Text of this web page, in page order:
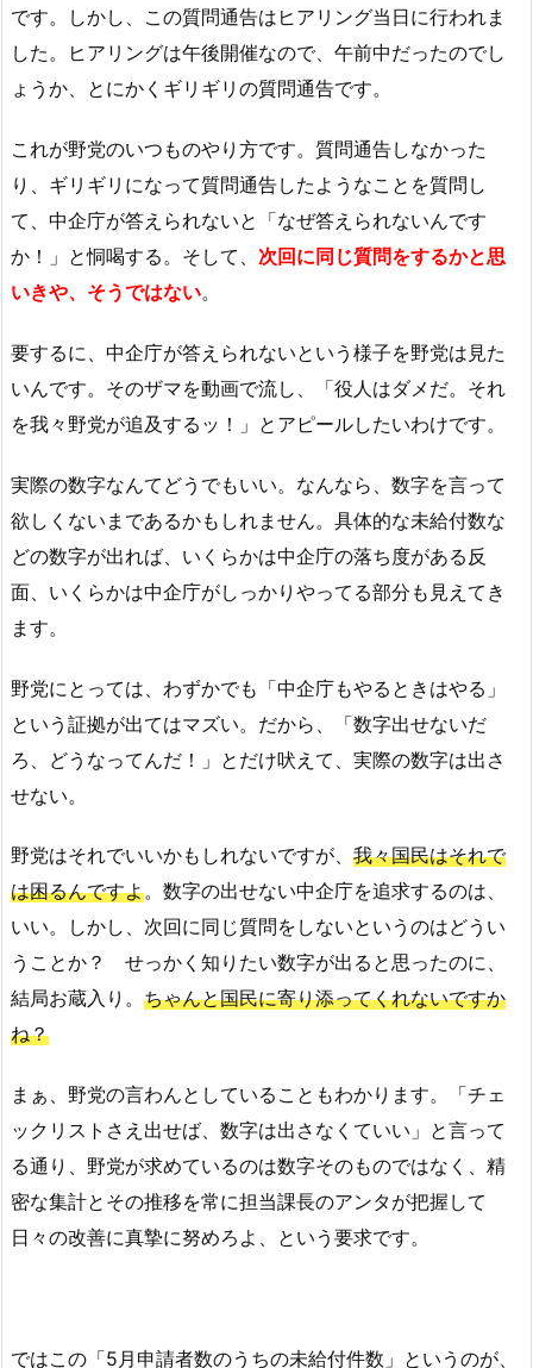
です。しかし、この質問通告はヒアリング当日に行われま
した。ヒアリングは午後開催なので、午前中だったのでし
ょうか、とにかくギリギリの質問通告です。
これが野党のいつものやり方です。質問通告しなかった
り、ギリギリになって質問通告したようなことを質問し
て、中企庁が答えられないと「なぜ答えられないんです
か！」と恫喝する。そして、 次回に同じ質問をするかと思
いきや、そうではない。
要するに、中企庁が答えられないという様子を野党は見た
いんです。そのザマを動画で流し、「役人はダメだ。それ
を我々野党が追及するッ！」とアピールしたいわけです。
実際の数字なんてどうでもいい。なんなら、数字を言って
欲しくないまであるかもしれません。具体的な未給付数な
どの数字が出れば、いくらかは中企庁の落ち度がある反
面、いくらかは中企庁がしっかりやってる部分も見えてき
ます。
野党にとっては、わずかでも「中企庁もやるときはやる」
という証拠が出てはマズい。だから、「数字出せないだ
ろ、どうなってんだ！」とだけ吠えて、実際の数字は出さ
せない。
野党はそれでいいかもしれないですが、 我々国民はそれで
は困るんですよ。数字の出せない中企庁を追求するのは、
いい。しかし、次回に同じ質問をしないというのはどうい
うことか？ せっかく知りたい数字が出ると思ったのに、
結局お蔵入り。 ちゃんと国民に寄り添ってくれないですか
ね？
まぁ、野党の言わんとしていることもわかります。「チェ
ックリストさえ出せば、数字は出さなくていい」と言って
る通り、野党が求めているのは数字そのものではなく、精
密な集計とその推移を常に担当課長のアンタが把握して
日々の改善に真摯に努めろよ、という要求です。
ではこの「5月申請者数のうちの未給付件数」というのが、